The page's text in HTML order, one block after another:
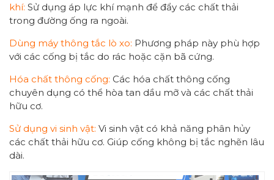
khí: Sử dụng áp lực khí mạnh để đẩy các chất thải
trong đường ống ra ngoài.
Dùng máy thông tắc lò xo: Phương pháp này phù hợp
với các cống bị tắc do rác hoặc cặn bã cứng.
Hóa chất thông cống: Các hóa chất thông cống
chuyên dụng có thể hòa tan dầu mỡ và các chất thải
hữu cơ.
Sử dụng vi sinh vật: Vi sinh vật có khả năng phân hủy
các chất thải hữu cơ. Giúp cống không bị tắc nghẽn lâu
dài.